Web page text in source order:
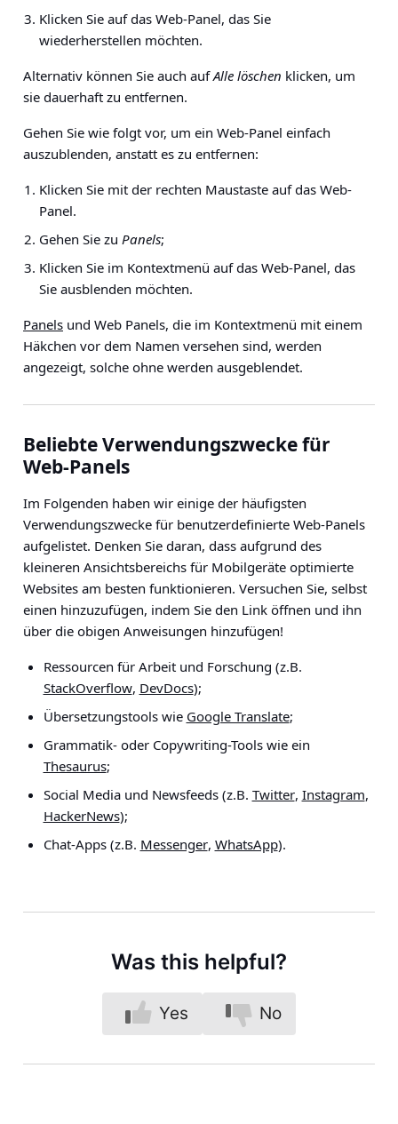
Klicken Sie auf das Web-Panel, das Sie
wiederherstellen möchten.
Alternativ können Sie auch aufAlle löschen klicken, um
sie dauerhaft zu entfernen.
Gehen Sie wie folgt vor, um ein Web-Panel einfach
auszublenden, anstatt es zu entfernen:
Klicken Sie mit der rechten Maustaste auf das Web-
Panel.
Gehen Sie zu Panels;
Klicken Sie im Kontextmenü auf das Web-Panel, das
Sie ausblenden möchten.
Panels und Web Panels, die im Kontextmenü mit einem
Häkchen vor dem Namen versehen sind, werden
angezeigt, solche ohne werden ausgeblendet.
Beliebte Verwendungszwecke für
Web-Panels
Im Folgenden haben wir einige der häufigsten
Verwendungszwecke für benutzerdefinierte Web-Panels
aufgelistet. Denken Sie daran, dass aufgrund des
kleineren Ansichtsbereichs für Mobilgeräte optimierte
Websites am besten funktionieren. Versuchen Sie, selbst
einen hinzuzufügen, indem Sie den Link öffnen und ihn
über die obigen Anweisungen hinzufügen!
Ressourcen für Arbeit und Forschung (z.B.
StackOverflow, DevDocs);
Übersetzungstools wie Google Translate;
Grammatik- oder Copywriting-Tools wie ein
Thesaurus;
Social Media und Newsfeeds (z.B. Twitter, Instagram,
HackerNews);
Chat-Apps (z.B. Messenger, WhatsApp).
Was this helpful?
Yes No